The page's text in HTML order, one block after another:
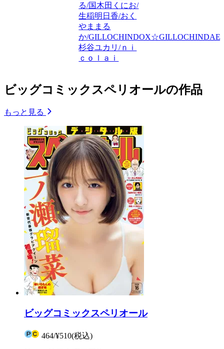
る/国木田くにお/
生稲明日香/おく
やままる
か/GILLOCHINDOX☆GILLOCHINDAE/
杉谷ユカリ/ｎｉ
ｃｏｌａｉ
ビッグコミックスペリオールの作品
もっと見る
ビッグコミックスペリオール
464/¥510(税込)